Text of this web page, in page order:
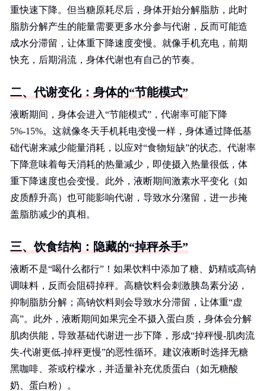
重快速下降。但当糖原耗尽后，身体开始分解脂肪，此时
脂肪分解产生的能量需要更多水分参与代谢，反而可能造
成水分滞留，让体重下降速度变慢。就像手机充电，前期
快充，后期涓流，身体代谢也有自己的节奏。
二、代谢变化：身体的“节能模式”
液断期间，身体会进入“节能模式”，代谢率可能下降
5%-15%。这就像冬天手机耗电变慢一样，身体通过降低基
础代谢来减少能量消耗，以应对“食物短缺”的状态。代谢率
下降意味着每天消耗的热量减少，即使摄入热量很低，体
重下降速度也会变慢。此外，液断期间激素水平变化（如
皮质醇升高）也可能影响代谢，导致水分潴留，进一步掩
盖脂肪减少的真相。
三、饮食结构：隐藏的“掉秤杀手”
液断不是“喝什么都行”！如果饮料中添加了糖、奶精或高钠
调味料，反而会阻碍掉秤。高糖饮料会刺激胰岛素分泌，
抑制脂肪分解；高钠饮料则会导致水分滞留，让体重“虚
高”。此外，液断期间如果完全不摄入蛋白质，身体会分解
肌肉供能，导致基础代谢进一步下降，形成“掉秤慢-肌肉流
失-代谢更低-掉秤更慢”的恶性循环。建议液断时选择无糖
黑咖啡、茶或柠檬水，并适量补充优质蛋白（如无糖酸
奶、蛋白粉）。